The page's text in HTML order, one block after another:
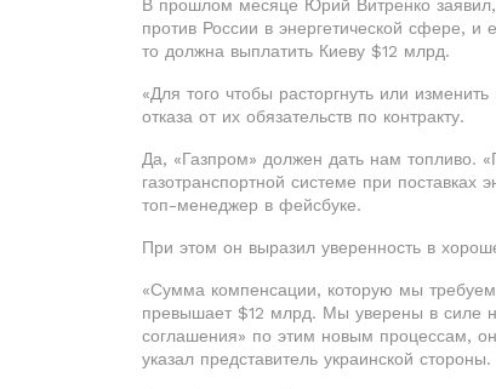
В прошлом месяце Юрий Витренко заявил,
против России в энергетической сфере,
то должна выплатить Киеву $12 млрд.
«Для того чтобы расторгнуть или
отказа от их обязательств по контракту.
Да, «Газпром» должен дать нам топливо.
газотранспортной системе при
топ-менеджер в фейсбуке.
При этом он выразил уверенность в
«Сумма компенсации, которую мы
превышает $12 млрд. Мы уверены в силе
соглашения» по этим новым процессам,
указал представитель украинской стороны.